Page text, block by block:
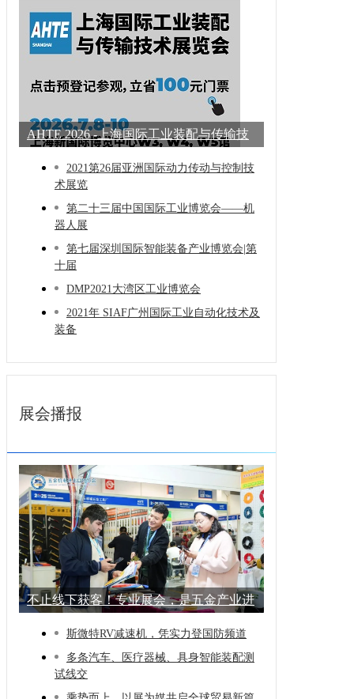
AHTE 2026 -上海国际工业装配与传输技
2021第26届亚洲国际动力传动与控制技
术展览
第二十三届中国国际工业博览会——机
器人展
第七届深圳国际智能装备产业博览会|第
十届
DMP2021大湾区工业博览会
2021年 SIAF广州国际工业自动化技术及
装备
展会播报
不止线下获客！专业展会，是五金产业进
斯微特RV减速机，凭实力登国防频道
多条汽车、医疗器械、具身智能装配测
试线交